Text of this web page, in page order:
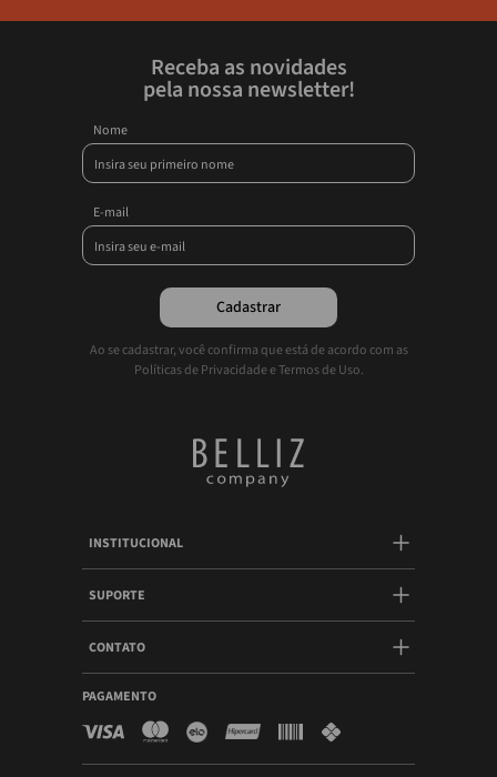
Receba as novidades
pela nossa newsletter!
Nome
E-mail
Cadastrar
Ao se cadastrar, você confirma que está de acordo com as
Políticas de Privacidade e Termos de Uso.
INSTITUCIONAL
SUPORTE
CONTATO
PAGAMENTO